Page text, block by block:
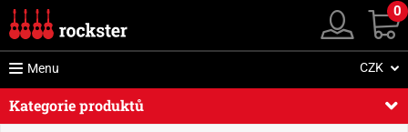
0
Menu CZK
Kategorie produktů